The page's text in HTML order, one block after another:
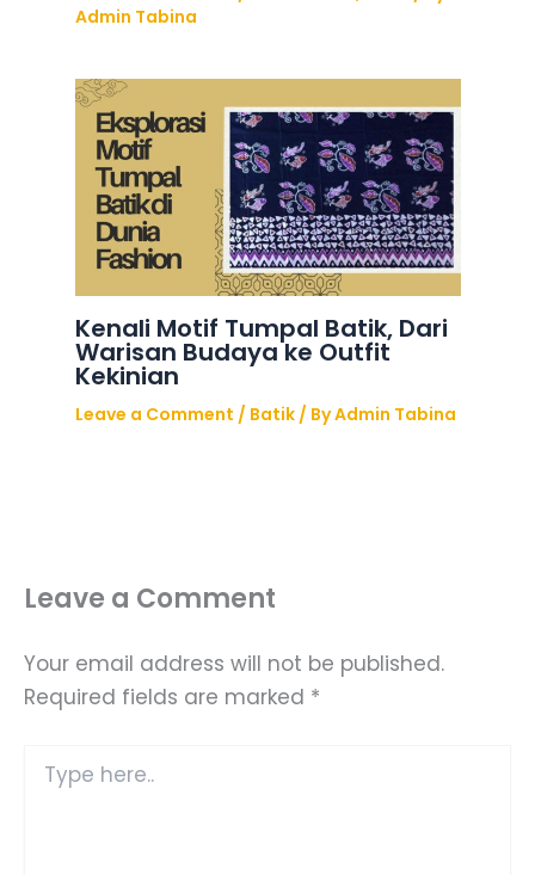
Admin Tabina
Kenali Motif Tumpal Batik, Dari
Warisan Budaya ke Outfit
Kekinian
Leave a Comment / Batik/ ByAdmin Tabina
Leave a Comment
Your email address will not be published.
Required fields are marked *
here..